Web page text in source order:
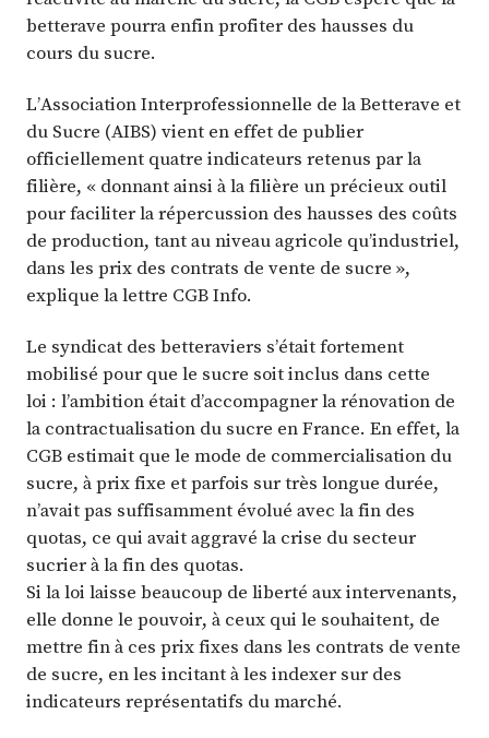
betterave pourra enfin profiter des hausses du
cours du sucre.
L’Association Interprofessionnelle de la Betterave et
du Sucre (AIBS) vient en effet de publier
officiellement quatre indicateurs retenus par la
filière, « donnant ainsi à la filière un précieux outil
pour faciliter la répercussion des hausses des coûts
de production, tant au niveau agricole qu’industriel,
dans les prix des contrats de vente de sucre »,
explique la lettre CGB Info.
Le syndicat des betteraviers s’était fortement
mobilisé pour que le sucre soit inclus dans cette
loi : l’ambition était d’accompagner la rénovation de
la contractualisation du sucre en France. En effet, la
CGB estimait que le mode de commercialisation du
sucre, à prix fixe et parfois sur très longue durée,
n’avait pas suffisamment évolué avec la fin des
quotas, ce qui avait aggravé la crise du secteur
sucrier à la fin des quotas.
Si la loi laisse beaucoup de liberté aux intervenants,
elle donne le pouvoir, à ceux qui le souhaitent, de
mettre fin à ces prix fixes dans les contrats de vente
de sucre, en les incitant à les indexer sur des
indicateurs représentatifs du marché.